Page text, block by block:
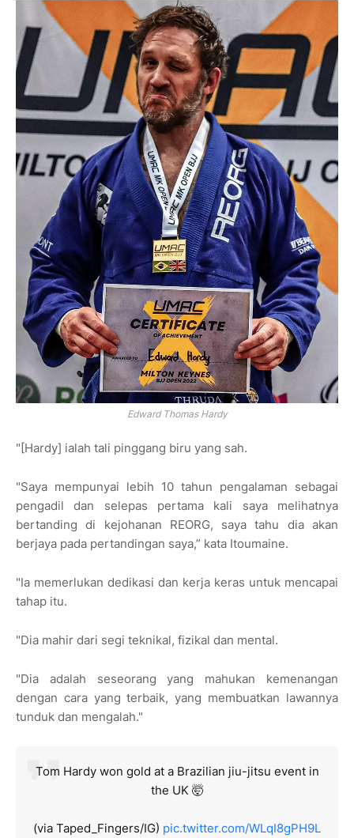
Edward Thomas Hardy
"[Hardy] ialah tali pinggang biru yang sah.
"Saya mempunyai lebih 10 tahun pengalaman sebagai
pengadil dan selepas pertama kali saya melihatnya
bertanding di kejohanan REORG, saya tahu dia akan
berjaya pada pertandingan saya,” kata Itoumaine.
"Ia memerlukan dedikasi dan kerja keras untuk mencapai
tahap itu.
"Dia mahir dari segi teknikal, fizikal dan mental.
"Dia adalah seseorang yang mahukan kemenangan
dengan cara yang terbaik, yang membuatkan lawannya
tunduk dan mengalah."
Tom Hardy won gold at a Brazilian jiu-jitsu event in
the UK 🤯
(via Taped_Fingers/IG) pic.twitter.com/WLqI8gPH9L